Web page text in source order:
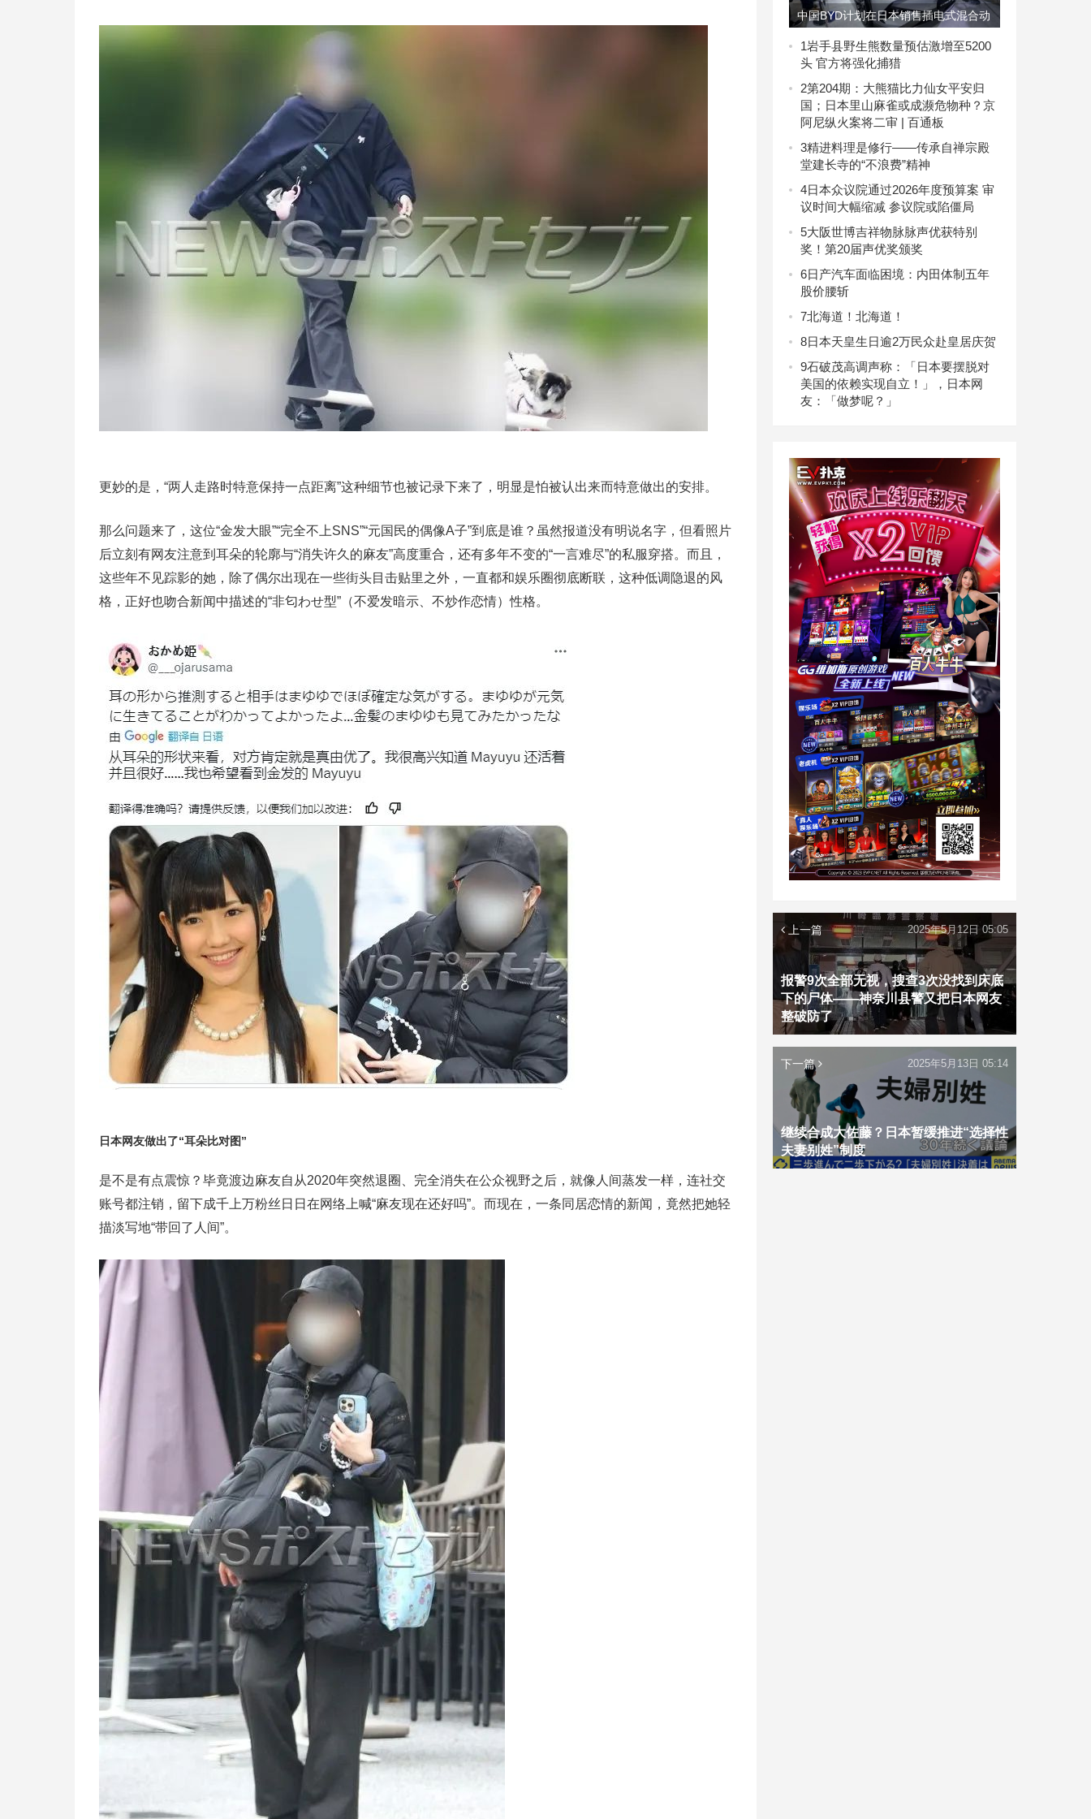
更妙的是，“两人走路时特意保持一点距离”这种细节也被记录下来了，明显是怕被认出来而特意做出的安排。
那么问题来了，这位“金发大眼”“完全不上SNS”“元国民的偶像A子”到底是谁？虽然报道没有明说名字，但看照片
后立刻有网友注意到耳朵的轮廓与“消失许久的麻友”高度重合，还有多年不变的“一言难尽”的私服穿搭。而且，
这些年不见踪影的她，除了偶尔出现在一些街头目击贴里之外，一直都和娱乐圈彻底断联，这种低调隐退的风
格，正好也吻合新闻中描述的“非匂わせ型”（不爱发暗示、不炒作恋情）性格。
日本网友做出了“耳朵比对图”
是不是有点震惊？毕竟渡边麻友自从2020年突然退圈、完全消失在公众视野之后，就像人间蒸发一样，连社交
账号都注销，留下成千上万粉丝日日在网络上喊“麻友现在还好吗”。而现在，一条同居恋情的新闻，竟然把她轻
描淡写地“带回了人间”。
中国BYD计划在日本销售插电式混合动
力车
1岩手县野生熊数量预估激增至5200
头 官方将强化捕猎
2第204期：大熊猫比力仙女平安归
国；日本里山麻雀或成濒危物种？京
阿尼纵火案将二审 | 百通板
3精进料理是修行——传承自禅宗殿
堂建长寺的“不浪费”精神
4日本众议院通过2026年度预算案 审
议时间大幅缩减 参议院或陷僵局
5大阪世博吉祥物脉脉声优获特别
奖！第20届声优奖颁奖
6日产汽车面临困境：内田体制五年
股价腰斩
7北海道！北海道！
8日本天皇生日逾2万民众赴皇居庆贺
9石破茂高调声称：「日本要摆脱对
美国的依赖实现自立！」，日本网
友：「做梦呢？」
上一篇
报警9次全部无视，搜查3次没找到床底
下的尸体——神奈川县警又把日本网友
整破防了
2025年5月12日 05:05
下一篇
继续合成大佐藤？日本暂缓推进“选择性
夫妻别姓”制度
2025年5月13日 05:14